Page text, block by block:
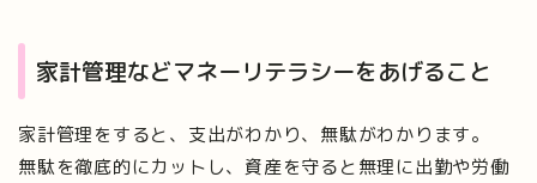
家計管理などマネーリテラシーをあげること
家計管理をすると、支出がわかり、無駄がわかります。
無駄を徹底的にカットし、資産を守ると無理に出勤や労働